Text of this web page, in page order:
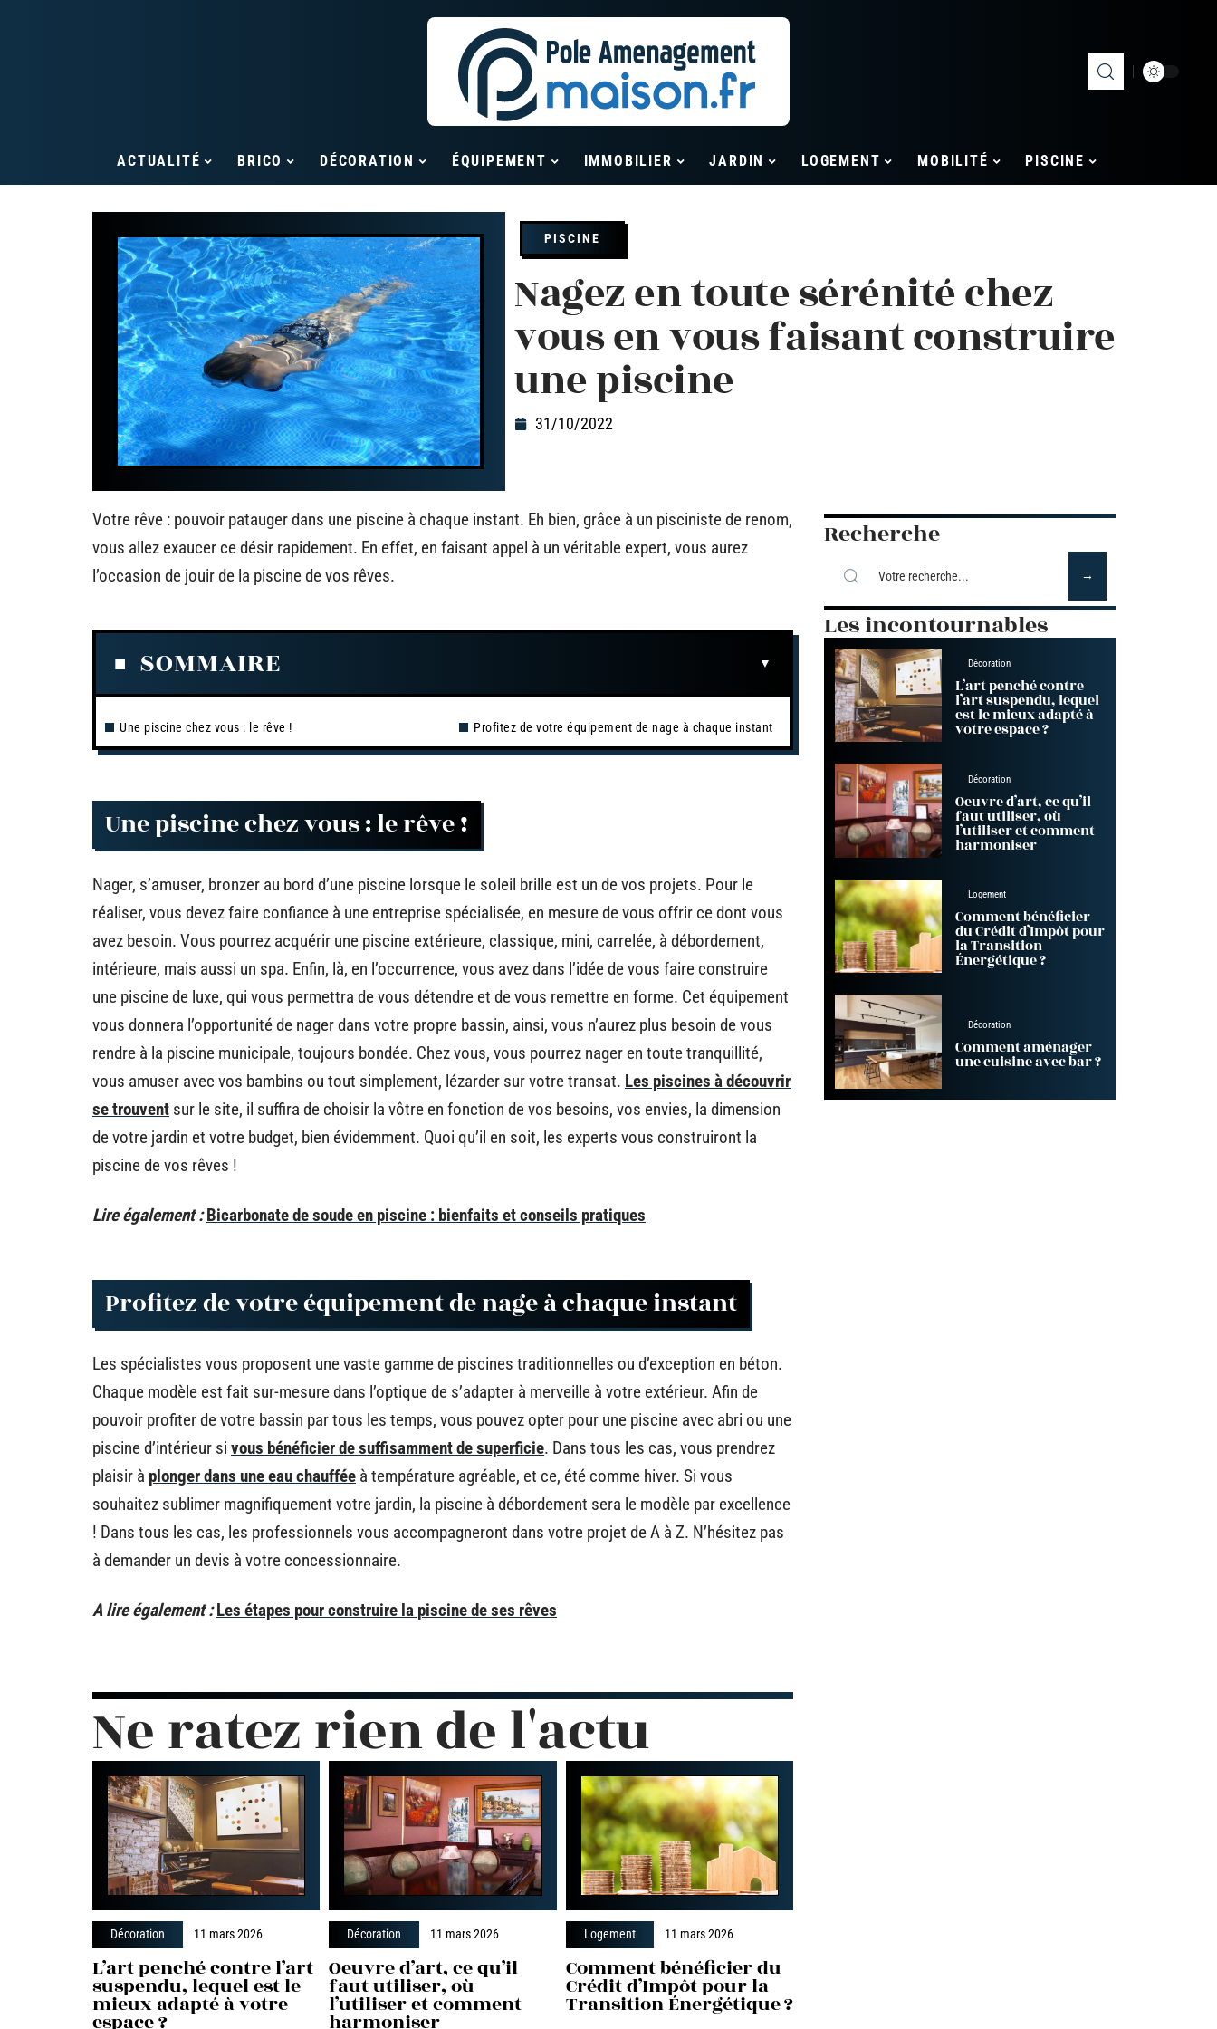
ACTUALITÉ BRICO DÉCORATION ÉQUIPEMENT IMMOBILIER JARDIN LOGEMENT MOBILITÉ PISCINE
PISCINE
Nagez en toute sérénité chez
vous en vous faisant construire
une piscine
31/10/2022
Votre rêve : pouvoir patauger dans une piscine à chaque instant. Eh bien, grâce à un pisciniste de renom,
vous allez exaucer ce désir rapidement. En effet, en faisant appel à un véritable expert, vous aurez
l’occasion de jouir de la piscine de vos rêves.
SOMMAIRE
Une piscine chez vous : le rêve ! Profitez de votre équipement de nage à chaque instant
Une piscine chez vous : le rêve !
Nager, s’amuser, bronzer au bord d’une piscine lorsque le soleil brille est un de vos projets. Pour le
réaliser, vous devez faire confiance à une entreprise spécialisée, en mesure de vous offrir ce dont vous
avez besoin. Vous pourrez acquérir une piscine extérieure, classique, mini, carrelée, à débordement,
intérieure, mais aussi un spa. Enfin, là, en l’occurrence, vous avez dans l’idée de vous faire construire
une piscine de luxe, qui vous permettra de vous détendre et de vous remettre en forme. Cet équipement
vous donnera l’opportunité de nager dans votre propre bassin, ainsi, vous n’aurez plus besoin de vous
rendre à la piscine municipale, toujours bondée. Chez vous, vous pourrez nager en toute tranquillité,
vous amuser avec vos bambins ou tout simplement, lézarder sur votre transat. Les piscines à découvrir
se trouvent sur le site, il suffira de choisir la vôtre en fonction de vos besoins, vos envies, la dimension
de votre jardin et votre budget, bien évidemment. Quoi qu’il en soit, les experts vous construiront la
piscine de vos rêves !
Lire également : Bicarbonate de soude en piscine : bienfaits et conseils pratiques
Profitez de votre équipement de nage à chaque instant
Les spécialistes vous proposent une vaste gamme de piscines traditionnelles ou d’exception en béton.
Chaque modèle est fait sur-mesure dans l’optique de s’adapter à merveille à votre extérieur. Afin de
pouvoir profiter de votre bassin par tous les temps, vous pouvez opter pour une piscine avec abri ou une
piscine d’intérieur si vous bénéficier de suffisamment de superficie. Dans tous les cas, vous prendrez
plaisir à plonger dans une eau chauffée à température agréable, et ce, été comme hiver. Si vous
souhaitez sublimer magnifiquement votre jardin, la piscine à débordement sera le modèle par excellence
! Dans tous les cas, les professionnels vous accompagneront dans votre projet de A à Z. N’hésitez pas
à demander un devis à votre concessionnaire.
A lire également : Les étapes pour construire la piscine de ses rêves
Ne ratez rien de l'actu
Décoration 11 mars 2026
L’art penché contre l’art
suspendu, lequel est le
mieux adapté à votre
espace ?
Décoration 11 mars 2026
Oeuvre d’art, ce qu’il
faut utiliser, où
l’utiliser et comment
harmoniser
Logement 11 mars 2026
Comment bénéficier du
Crédit d’Impôt pour la
Transition Énergétique ?
Recherche
Les incontournables
Décoration
L’art penché contre
l’art suspendu, lequel
est le mieux adapté à
votre espace ?
Décoration
Oeuvre d’art, ce qu’il
faut utiliser, où
l’utiliser et comment
harmoniser
Logement
Comment bénéficier
du Crédit d’Impôt pour
la Transition
Énergétique ?
Décoration
Comment aménager
une cuisine avec bar ?